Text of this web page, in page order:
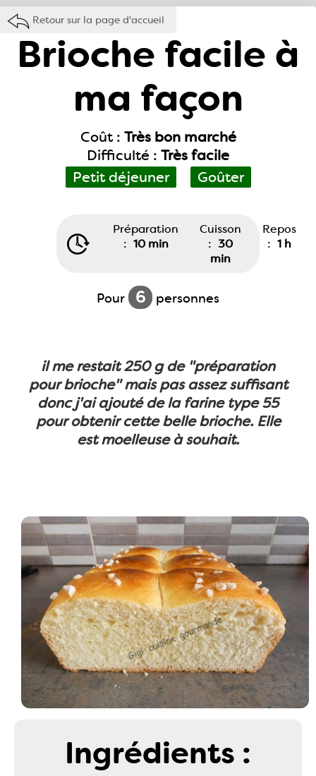
Retour sur la page d'accueil
Brioche facile à
ma façon
Coût : Très bon marché
Difficulté : Très facile
Petit déjeuner
Goûter
Préparation
: 10 min
Cuisson
: 30
min
Repos
: 1 h
Pour 6 personnes
il me restait 250 g de "préparation
pour brioche" mais pas assez suffisant
donc j'ai ajouté de la farine type 55
pour obtenir cette belle brioche. Elle
est moelleuse à souhait.
Ingrédients :